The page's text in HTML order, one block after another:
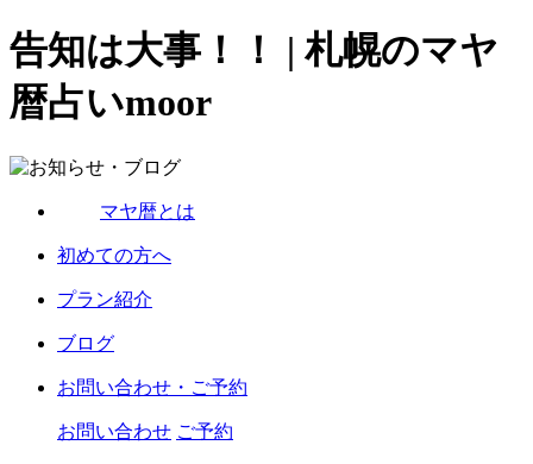
告知は大事！！ | 札幌のマヤ
暦占いmoor
マヤ暦とは
初めての方へ
プラン紹介
ブログ
お問い合わせ・ご予約
お問い合わせ ご予約